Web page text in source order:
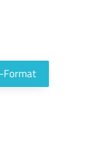
Format